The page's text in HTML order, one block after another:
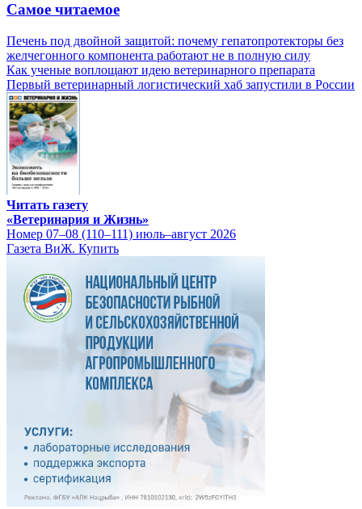
Самое читаемое
Печень под двойной защитой: почему гепатопротекторы без
желчегонного компонента работают не в полную силу
Как ученые воплощают идею ветеринарного препарата
Первый ветеринарный логистический хаб запустили в России
Читать газету
«Ветеринария и Жизнь»
Номер 07–08 (110–111) июль–август 2026
Газета ВиЖ. Купить